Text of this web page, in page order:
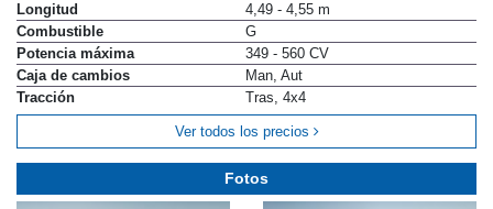
Longitud
4,49 - 4,55 m
Combustible
G
Potencia máxima
349 - 560 CV
Caja de cambios
Man, Aut
Tracción
Tras, 4x4
Ver todos los precios
Fotos